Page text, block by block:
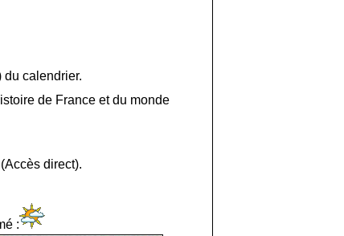
du calendrier.
de France et du monde
direct).
: